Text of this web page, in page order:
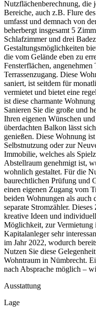
Nutzflächenberechnung, die
Bereiche, auch z.B. Flure
umfasst und demnach von
beherbergt insgesamt 5
Schlafzimmer und drei
Gestaltungsmöglichkeiten
die vom Gelände eben zu
Fensterflächen,
Terrassenzugang. Diese
saniert, ist seitdem für
vermietet und bietet eine
ist diese charmante
Sanieren Sie die große und
Ihren eigenen Wünschen
überdachten Balkon lässt
genießen. Diese Wohnung
Selbstnutzung oder zur
Immobilie, welches als
Abstellraum genehmigt ist,
wohnlich gestaltet. Für die
baurechtlichen Prüfung und
einen eigenen Zugang vom
beiden Wohnungen als auch
separate Stromzähler.
kreative Ideen und
Möglichkeit, zur Vermietung
Kapitalanleger sehr
im Jahr 2022, wodurch
Nutzen Sie diese
Wohntraum in Nümbrecht.
nach Absprache möglich –
Ausstattung
Lage